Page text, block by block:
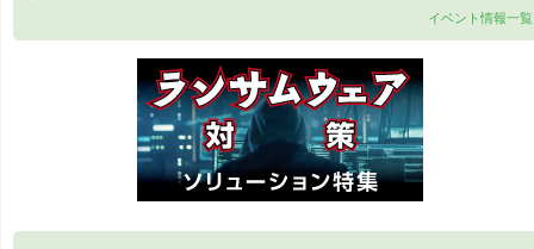
イベント情報一覧